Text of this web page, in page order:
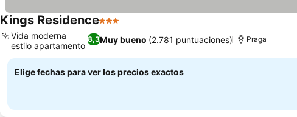
Kings Residence3 Estrellas
8,3Muy bueno (2.781 puntuaciones)
Vida moderna
estilo apartamento
Praga
Elige fechas para ver los precios exactos